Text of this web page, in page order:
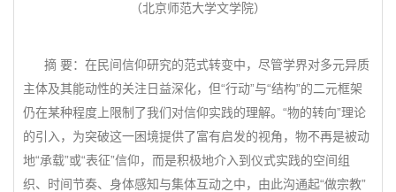
（北京师范大学文学院）
摘 要：在民间信仰研究的范式转变中，尽管学界对多元异质
主体及其能动性的关注日益深化，但“行动”与“结构”的二元框架
仍在某种程度上限制了我们对信仰实践的理解。“物的转向”理论
的引入，为突破这一困境提供了富有启发的视角，物不再是被动
地“承载”或“表征”信仰，而是积极地介入到仪式实践的空间组
织、时间节奏、身体感知与集体互动之中，由此沟通起“做宗教”